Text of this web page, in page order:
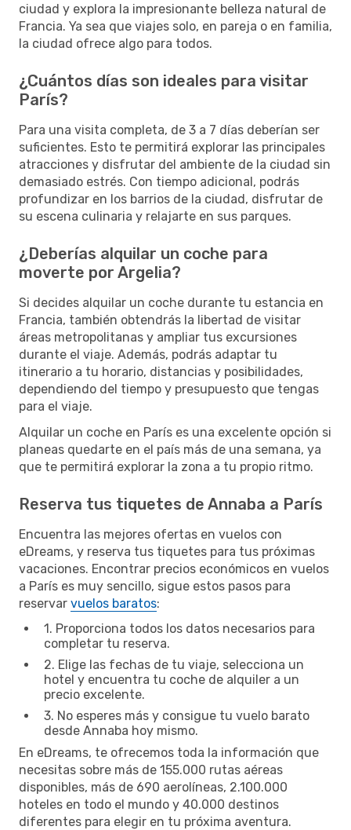
ciudad y explora la impresionante belleza natural de
Francia. Ya sea que viajes solo, en pareja o en familia,
la ciudad ofrece algo para todos.
¿Cuántos días son ideales para visitar
París?
Para una visita completa, de 3 a 7 días deberían ser
suficientes. Esto te permitirá explorar las principales
atracciones y disfrutar del ambiente de la ciudad sin
demasiado estrés. Con tiempo adicional, podrás
profundizar en los barrios de la ciudad, disfrutar de
su escena culinaria y relajarte en sus parques.
¿Deberías alquilar un coche para
moverte por Argelia?
Si decides alquilar un coche durante tu estancia en
Francia, también obtendrás la libertad de visitar
áreas metropolitanas y ampliar tus excursiones
durante el viaje. Además, podrás adaptar tu
itinerario a tu horario, distancias y posibilidades,
dependiendo del tiempo y presupuesto que tengas
para el viaje.
Alquilar un coche en París es una excelente opción si
planeas quedarte en el país más de una semana, ya
que te permitirá explorar la zona a tu propio ritmo.
Reserva tus tiquetes de Annaba a París
Encuentra las mejores ofertas en vuelos con
eDreams, y reserva tus tiquetes para tus próximas
vacaciones. Encontrar precios económicos en vuelos
a París es muy sencillo, sigue estos pasos para
reservar vuelos baratos:
1. Proporciona todos los datos necesarios para
completar tu reserva.
2. Elige las fechas de tu viaje, selecciona un
hotel y encuentra tu coche de alquiler a un
precio excelente.
3. No esperes más y consigue tu vuelo barato
desde Annaba hoy mismo.
En eDreams, te ofrecemos toda la información que
necesitas sobre más de 155.000 rutas aéreas
disponibles, más de 690 aerolíneas, 2.100.000
hoteles en todo el mundo y 40.000 destinos
diferentes para elegir en tu próxima aventura.